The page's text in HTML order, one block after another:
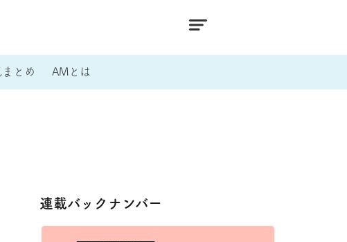
まとめ AMとは
連載バックナンバー